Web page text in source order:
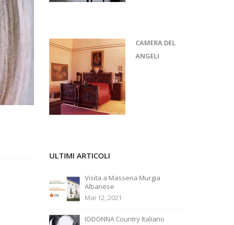
CAMERA DEL
ANGELI
ULTIMI ARTICOLI
Visita a Masseria Murgia
Albanese
Mai 12, 2021
IODONNA Country Italiano